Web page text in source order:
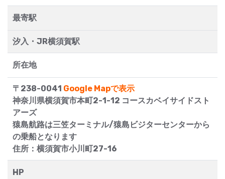
最寄駅
汐入・JR横須賀駅
所在地
〒238-0041 Google Mapで表示
神奈川県横須賀市本町2-1-12 コースカベイサイドスト
アーズ
猿島航路は三笠ターミナル/猿島ビジターセンターから
の乗船となります
住所：横須賀市小川町27-16
HP